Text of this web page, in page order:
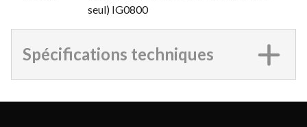
seul) IG0800
Spécifications techniques